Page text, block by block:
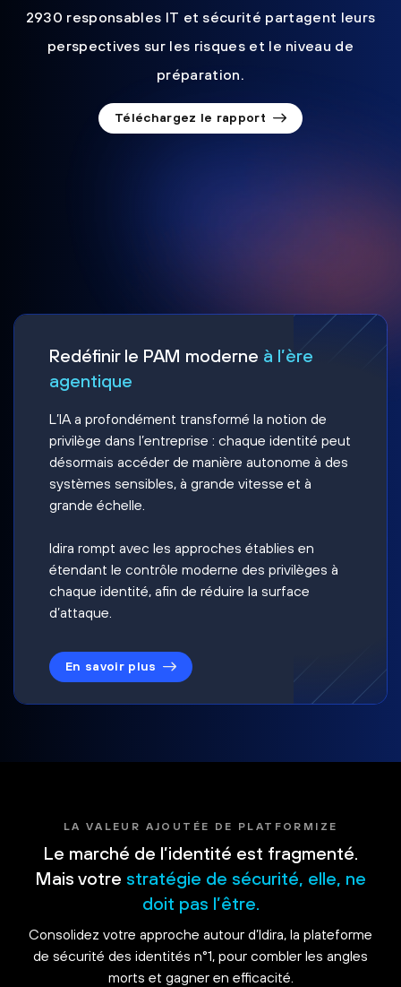
2930 responsables IT et sécurité partagent leurs
perspectives sur les risques et le niveau de
préparation.
Téléchargez le rapport
Redéfinir le PAM moderne à l’ère
agentique
L’IA a profondément transformé la notion de
privilège dans l’entreprise : chaque identité peut
désormais accéder de manière autonome à des
systèmes sensibles, à grande vitesse et à
grande échelle.
Idira rompt avec les approches établies en
étendant le contrôle moderne des privilèges à
chaque identité, afin de réduire la surface
d’attaque.
En savoir plus
LA VALEUR AJOUTÉE DE PLATFORMIZE
Le marché de l’identité est fragmenté.
Mais votre stratégie de sécurité, elle, ne
doit pas l’être.
Consolidez votre approche autour d’Idira, la plateforme
de sécurité des identités n°1, pour combler les angles
morts et gagner en efficacité.